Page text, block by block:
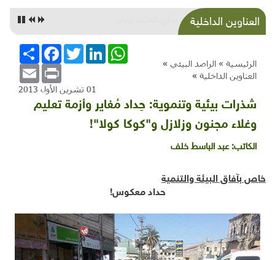
العناوين الداخليةالرمان بملّي القلب ايمان
الرئيسية » الراصد البيئي »
العناوين الداخلية »
انشر
FacebookTwitterLinkedInWhatsApp
Email Print
01 تشرين الأول 2013
شذرات بيئية وتنموية: حِداد مُغاير وأزمة تعليم
وغلاء مجنون وزلازل و"كوكا كولا"!
الكاتب:عبد الباسط خلف
خاص بآفاق البيئة والتنمية
حداد معكوس!